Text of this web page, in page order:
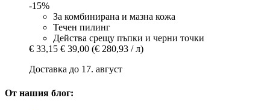
-15%
За комбинирана и мазна кожа
Течен пилинг
Действа срещу пъпки и черни точки
€ 33,15 € 39,00 (€ 280,93 / л)
Доставка до 17. август
От нашия блог: